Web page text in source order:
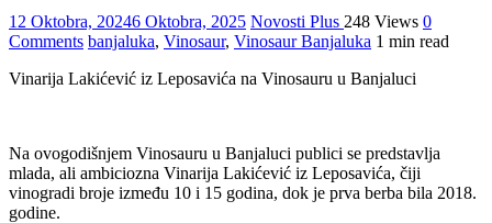
12 Oktobra, 20246 Oktobra, 2025 Novosti Plus 248 Views 0
Comments banjaluka, Vinosaur, Vinosaur Banjaluka 1 min read
Vinarija Lakićević iz Leposavića na Vinosauru u Banjaluci
Na ovogodišnjem Vinosauru u Banjaluci publici se predstavlja
mlada, ali ambiciozna Vinarija Lakićević iz Leposavića, čiji
vinogradi broje između 10 i 15 godina, dok je prva berba bila 2018.
godine.